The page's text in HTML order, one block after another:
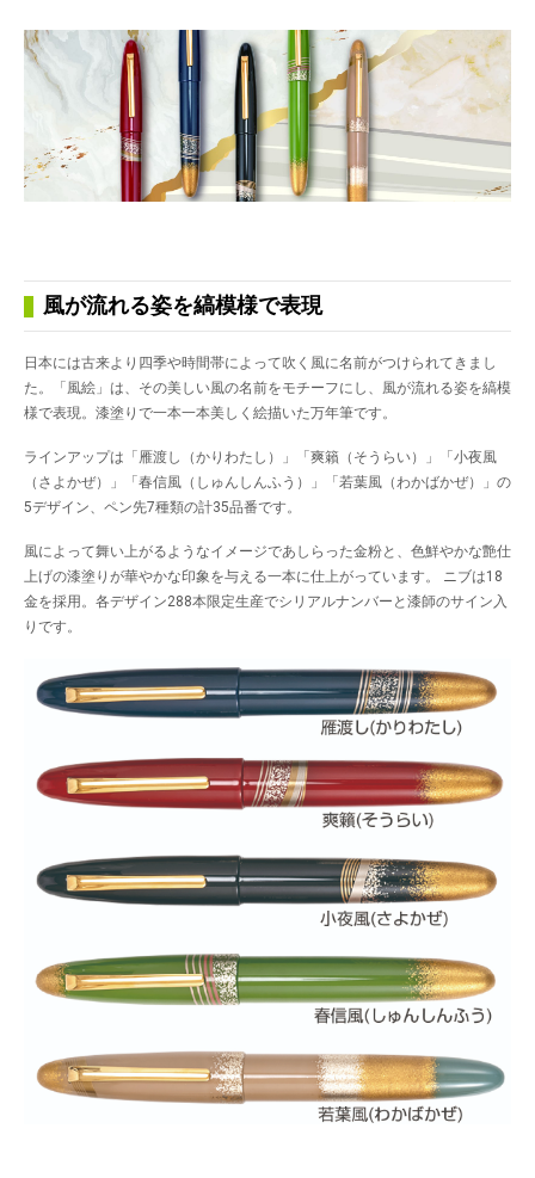
風が流れる姿を縞模様で表現
日本には古来より四季や時間帯によって吹く風に名前がつけられてきまし
た。「風絵」は、その美しい風の名前をモチーフにし、風が流れる姿を縞模
様で表現。漆塗りで一本一本美しく絵描いた万年筆です。
ラインアップは「雁渡し（かりわたし）」「爽籟（そうらい）」「小夜風
（さよかぜ）」「春信風（しゅんしんふう）」「若葉風（わかばかぜ）」の
5デザイン、ペン先7種類の計35品番です。
風によって舞い上がるようなイメージであしらった金粉と、色鮮やかな艶仕
上げの漆塗りが華やかな印象を与える一本に仕上がっています。 ニブは18
金を採用。各デザイン288本限定生産でシリアルナンバーと漆師のサイン入
りです。